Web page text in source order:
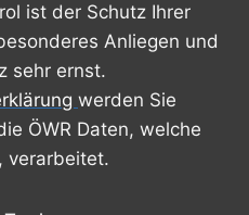
ist der Schutz Ihrer
Anliegen und
sehr ernst.
werden Sie
ÖWR Daten, welche
verarbeitet.